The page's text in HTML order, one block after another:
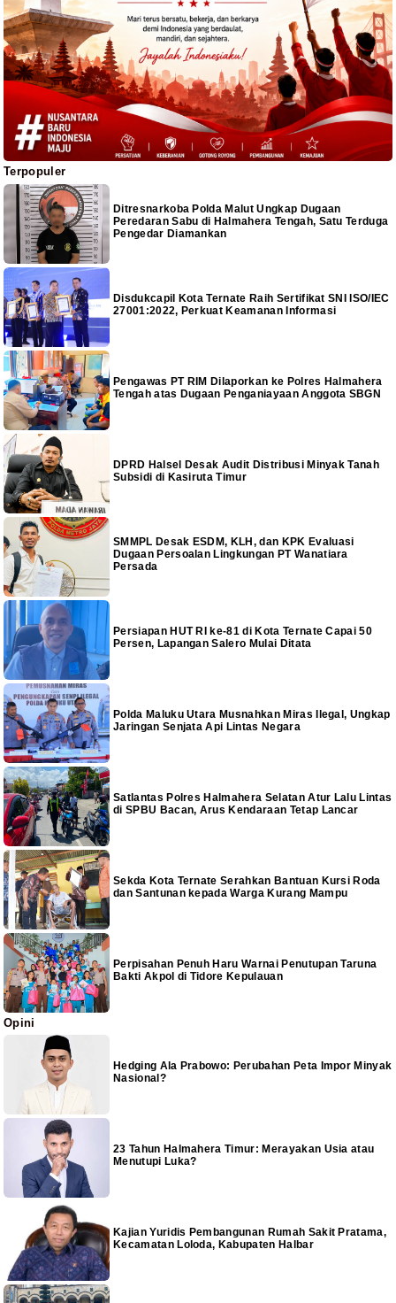
Terpopuler
Ditresnarkoba Polda Malut Ungkap Dugaan
Peredaran Sabu di Halmahera Tengah, Satu Terduga
Pengedar Diamankan
Disdukcapil Kota Ternate Raih Sertifikat SNI ISO/IEC
27001:2022, Perkuat Keamanan Informasi
Pengawas PT RIM Dilaporkan ke Polres Halmahera
Tengah atas Dugaan Penganiayaan Anggota SBGN
DPRD Halsel Desak Audit Distribusi Minyak Tanah
Subsidi di Kasiruta Timur
SMMPL Desak ESDM, KLH, dan KPK Evaluasi
Dugaan Persoalan Lingkungan PT Wanatiara
Persada
Persiapan HUT RI ke-81 di Kota Ternate Capai 50
Persen, Lapangan Salero Mulai Ditata
Polda Maluku Utara Musnahkan Miras Ilegal, Ungkap
Jaringan Senjata Api Lintas Negara
Satlantas Polres Halmahera Selatan Atur Lalu Lintas
di SPBU Bacan, Arus Kendaraan Tetap Lancar
Sekda Kota Ternate Serahkan Bantuan Kursi Roda
dan Santunan kepada Warga Kurang Mampu
Perpisahan Penuh Haru Warnai Penutupan Taruna
Bakti Akpol di Tidore Kepulauan
Opini
Hedging Ala Prabowo: Perubahan Peta Impor Minyak
Nasional?
23 Tahun Halmahera Timur: Merayakan Usia atau
Menutupi Luka?
Kajian Yuridis Pembangunan Rumah Sakit Pratama,
Kecamatan Loloda, Kabupaten Halbar